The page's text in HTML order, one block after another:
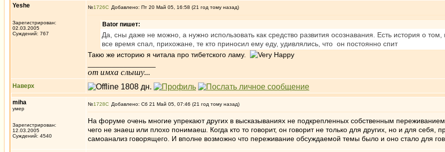
Yeshe
Зарегистрирован:
02.03.2005
Суждений: 767
№1726 Добавлено: Пт 20 Май 05, 16:58 (21 год тому назад)
Bator пишет:
Да, сны даже не можно, а нужно использовать как средство развития осознавания. Есть история о
все время спал, прихожане, те кто приносил ему еду, удивлялись, что он постоянно спит
Такю же историю я читала про тибетского ламу.
от имха слышу...
Наверх
miha
умер
Зарегистрирован:
12.03.2005
Суждений: 4540
№1728 Добавлено: Сб 21 Май 05, 07:46 (21 год тому назад)
На форуме очень многие упрекают других в высказываниях не подкрепленных собственным
чего не знаеш или плохо понимаеш. Когда кто то говорит, он говорит не только для других, но и для себя,
самоанализ говорящего. И вполне возможно что переживание обсуждаемой темы было и оно стало для